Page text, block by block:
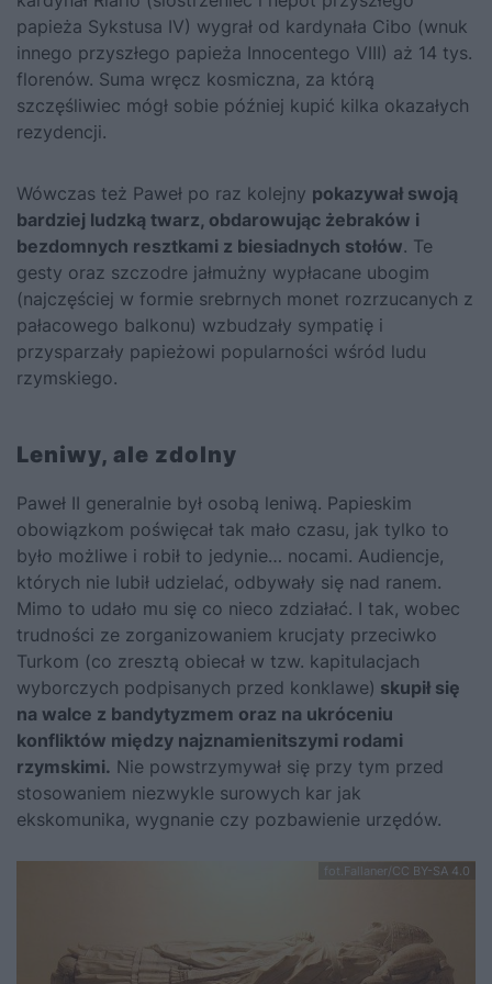
papieża Sykstusa IV) wygrał od kardynała Cibo (wnuk
innego przyszłego papieża Innocentego VIII) aż 14 tys.
florenów. Suma wręcz kosmiczna, za którą
szczęśliwiec mógł sobie później kupić kilka okazałych
rezydencji.
Wówczas też Paweł po raz kolejny pokazywał swoją
bardziej ludzką twarz, obdarowując żebraków i
bezdomnych resztkami z biesiadnych stołów. Te
gesty oraz szczodre jałmużny wypłacane ubogim
(najczęściej w formie srebrnych monet rozrzucanych z
pałacowego balkonu) wzbudzały sympatię i
przysparzały papieżowi popularności wśród ludu
rzymskiego.
Leniwy, ale zdolny
Paweł II generalnie był osobą leniwą. Papieskim
obowiązkom poświęcał tak mało czasu, jak tylko to
było możliwe i robił to jedynie… nocami. Audiencje,
których nie lubił udzielać, odbywały się nad ranem.
Mimo to udało mu się co nieco zdziałać. I tak, wobec
trudności ze zorganizowaniem krucjaty przeciwko
Turkom (co zresztą obiecał w tzw. kapitulacjach
wyborczych podpisanych przed konklawe) skupił się
na walce z bandytyzmem oraz na ukróceniu
konfliktów między najznamienitszymi rodami
rzymskimi. Nie powstrzymywał się przy tym przed
stosowaniem niezwykle surowych kar jak
ekskomunika, wygnanie czy pozbawienie urzędów.
fot.Fallaner/CC BY-SA 4.0